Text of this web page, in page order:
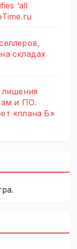
‘all
складах
и ПО.
«плана Б»